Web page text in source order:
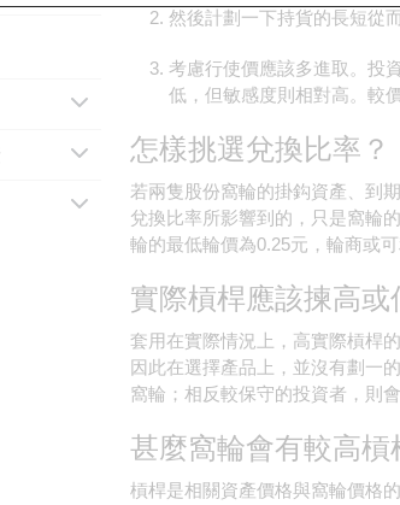
然後計劃一下持貨的長短從
考慮行使價應該多進取。投
低，但敏感度則相對高。較
怎樣挑選兌換比率？
若兩隻股份窩輪的掛鈎資產、到
兌換比率所影響到的，只是窩輪
輪的最低輪價為0.25元，輪商或
實際槓桿應該揀高或
套用在實際情況上，高實際槓桿
因此在選擇產品上，並沒有劃一
窩輪；相反較保守的投資者，則
甚麼窩輪會有較高槓
槓桿是相關資產價格與窩輪價格